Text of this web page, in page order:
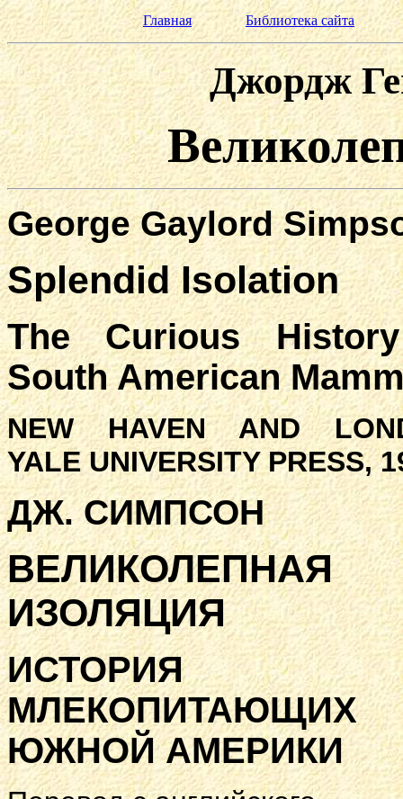
Главная Библиотека сайта
Джордж
George Gaylord
Splendid Isolation
The Curious
South American
NEW HAVEN AND
YALE UNIVERSITY PRESS,
ДЖ. СИМПСОН
ВЕЛИКОЛЕПНАЯ
ИЗОЛЯЦИЯ
ИСТОРИЯ
МЛЕКОПИТАЮЩИХ
ЮЖНОЙ АМЕРИКИ